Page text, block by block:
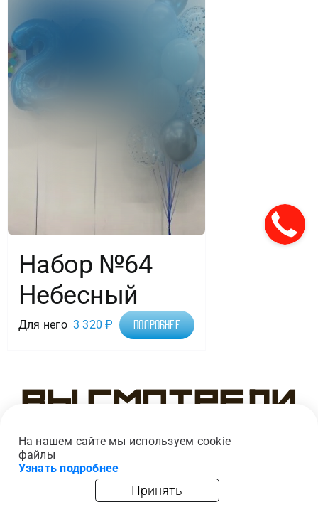
Набор №64
Небесный
Для него 3 320₽ Подробнее
Вы смотрели
На нашем сайте мы используем cookie
файлы
Узнать подробнее
Принять